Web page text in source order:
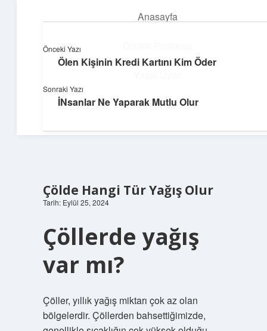
Anasayfa
Hakkımızda
Süper Bilgi Durağı
Çölde Hangi Tür Yağış Olur
Tarih: Eylül 25, 2024
Çöllerde yağış
var mı?
Çöller, yıllık yağış miktarı çok az olan
bölgelerdir. Çöllerden bahsettiğimizde,
Önceki Yazı
Ölen Kişinin Kredi Kartını Kim Öder
Sonraki Yazı
İNsanlar Ne Yaparak Mutlu Olur